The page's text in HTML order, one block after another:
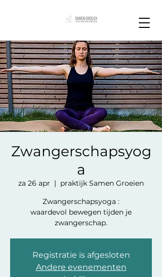
Zwangerschapsyog
a
za 26 apr
  |
praktijk Samen Groeien
Zwangerschapsyoga :
waardevol bewegen tijden je
zwangerschap.
Registratie is afgesloten
Andere evenementen